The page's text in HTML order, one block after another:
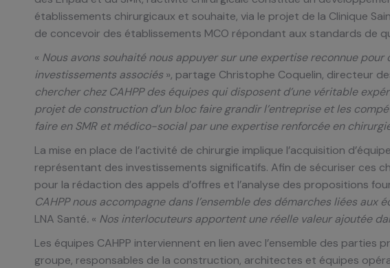
établissements chirurgicaux et souhaite, via le projet de la Clinique
de concevoir des établissements MCO répondant aux standards de
« Nous avons souhaité nous appuyer sur une expertise reconnue
investissements associés », partage Christophe Coquelin, directeur
chercher chez CAHPP des équipes qui disposent d’une véritable
projet de construction d’un bloc faire grandir l’entreprise et les
faire en SMR et médico-social par une expertise renforcée en
La mise en place de l’activité de chirurgie implique l’acquisition
représentant des investissements significatifs. Afin de sécuriser ces
pour la rédaction des appels d’offres et l’analyse des propositions
CAHPP nous accompagne dans l’ensemble des démarches liées
LNA Santé. « Nos interlocuteurs apportent une réelle valeur ajoutée
Les équipes CAHPP interviennent en lien avec l’ensemble des
groupe, responsables de la construction, architectes et équipes